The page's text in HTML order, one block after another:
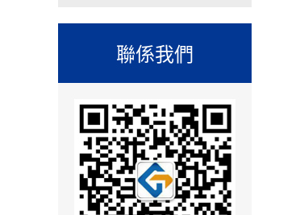
聯係我們